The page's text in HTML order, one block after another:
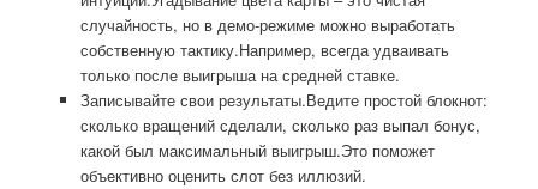
случайность, но в демо-режиме можно выработать
собственную тактику.Например, всегда удваивать
только после выигрыша на средней ставке.
Записывайте свои результаты.Ведите простой блокнот:
сколько вращений сделали, сколько раз выпал бонус,
какой был максимальный выигрыш.Это поможет
объективно оценить слот без иллюзий.